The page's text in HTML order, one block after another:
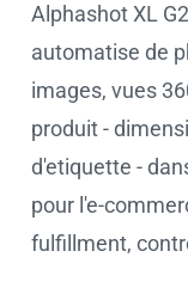
Alphashot XL
automatise de
images, vues
produit -
d'etiquette -
pour l'e-
fulfillment,